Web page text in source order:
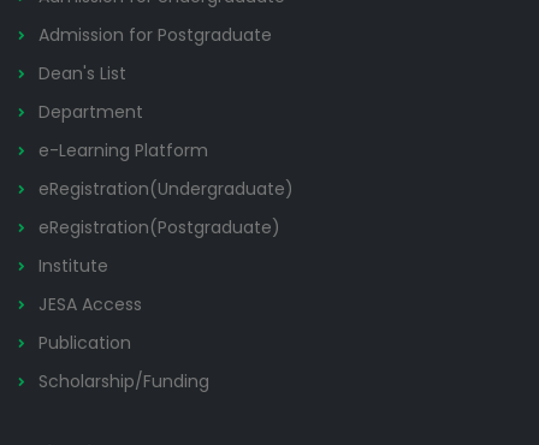
Admission for Postgraduate
Dean's List
Department
e-Learning Platform
eRegistration(Undergraduate)
eRegistration(Postgraduate)
Institute
JESA Access
Publication
Scholarship/Funding